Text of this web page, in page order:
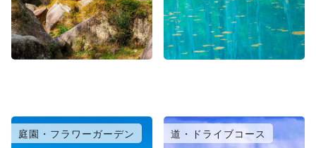
庭園・フラワーガーデン 道・ドライブコース